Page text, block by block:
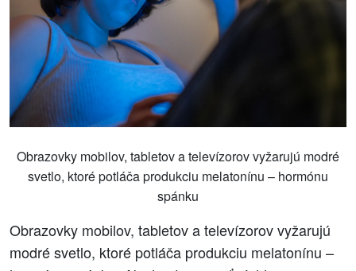
Obrazovky mobilov, tabletov a televízorov vyžarujú modré
svetlo, ktoré potláča produkciu melatonínu – hormónu
spánku
Obrazovky mobilov, tabletov a televízorov vyžarujú
modré svetlo, ktoré potláča produkciu melatonínu –